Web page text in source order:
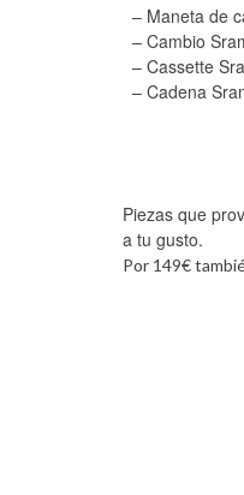
– Maneta de
– Cambio
– Cassette
– Cadena
Piezas que
a tu gusto.
Por 149€